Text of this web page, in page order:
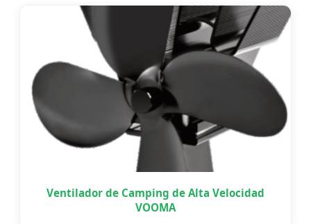
Ventilador de Camping de Alta Velocidad
VOOMA